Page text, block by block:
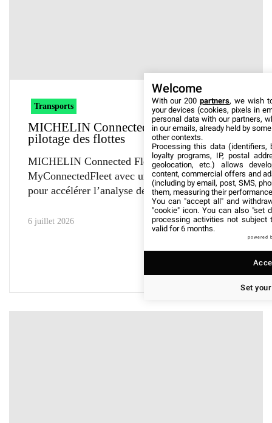
Transports
MICHELIN Connected Fleet simplifie le
pilotage des flottes
MICHELIN Connected Fleet enrichit
MyConnectedFleet avec un assistant IA conçu
pour accélérer l’analyse des données
6 juillet 2026
Welcome
With our 200partners, we wish
your devices (cookies, pixels in
personal data with our partners,
in our emails, already held by
other contexts.
Processing this data (identifiers,
loyalty programs, IP, postal
geolocation, etc.) allows
content, commercial offers and
(including by email, post, SMS,
them, measuring their
You can "accept all" and
"cookie" icon. You can also "set
processing activities not subject
valid for 6 months.
powered
Set